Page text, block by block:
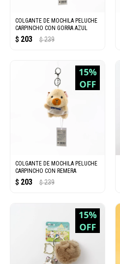
COLGANTE DE MOCHILA PELUCHE
CARPINCHO CON GORRA AZUL
$ 203 $ 239
COLGANTE DE MOCHILA PELUCHE
CARPINCHO CON REMERA
$ 203 $ 239